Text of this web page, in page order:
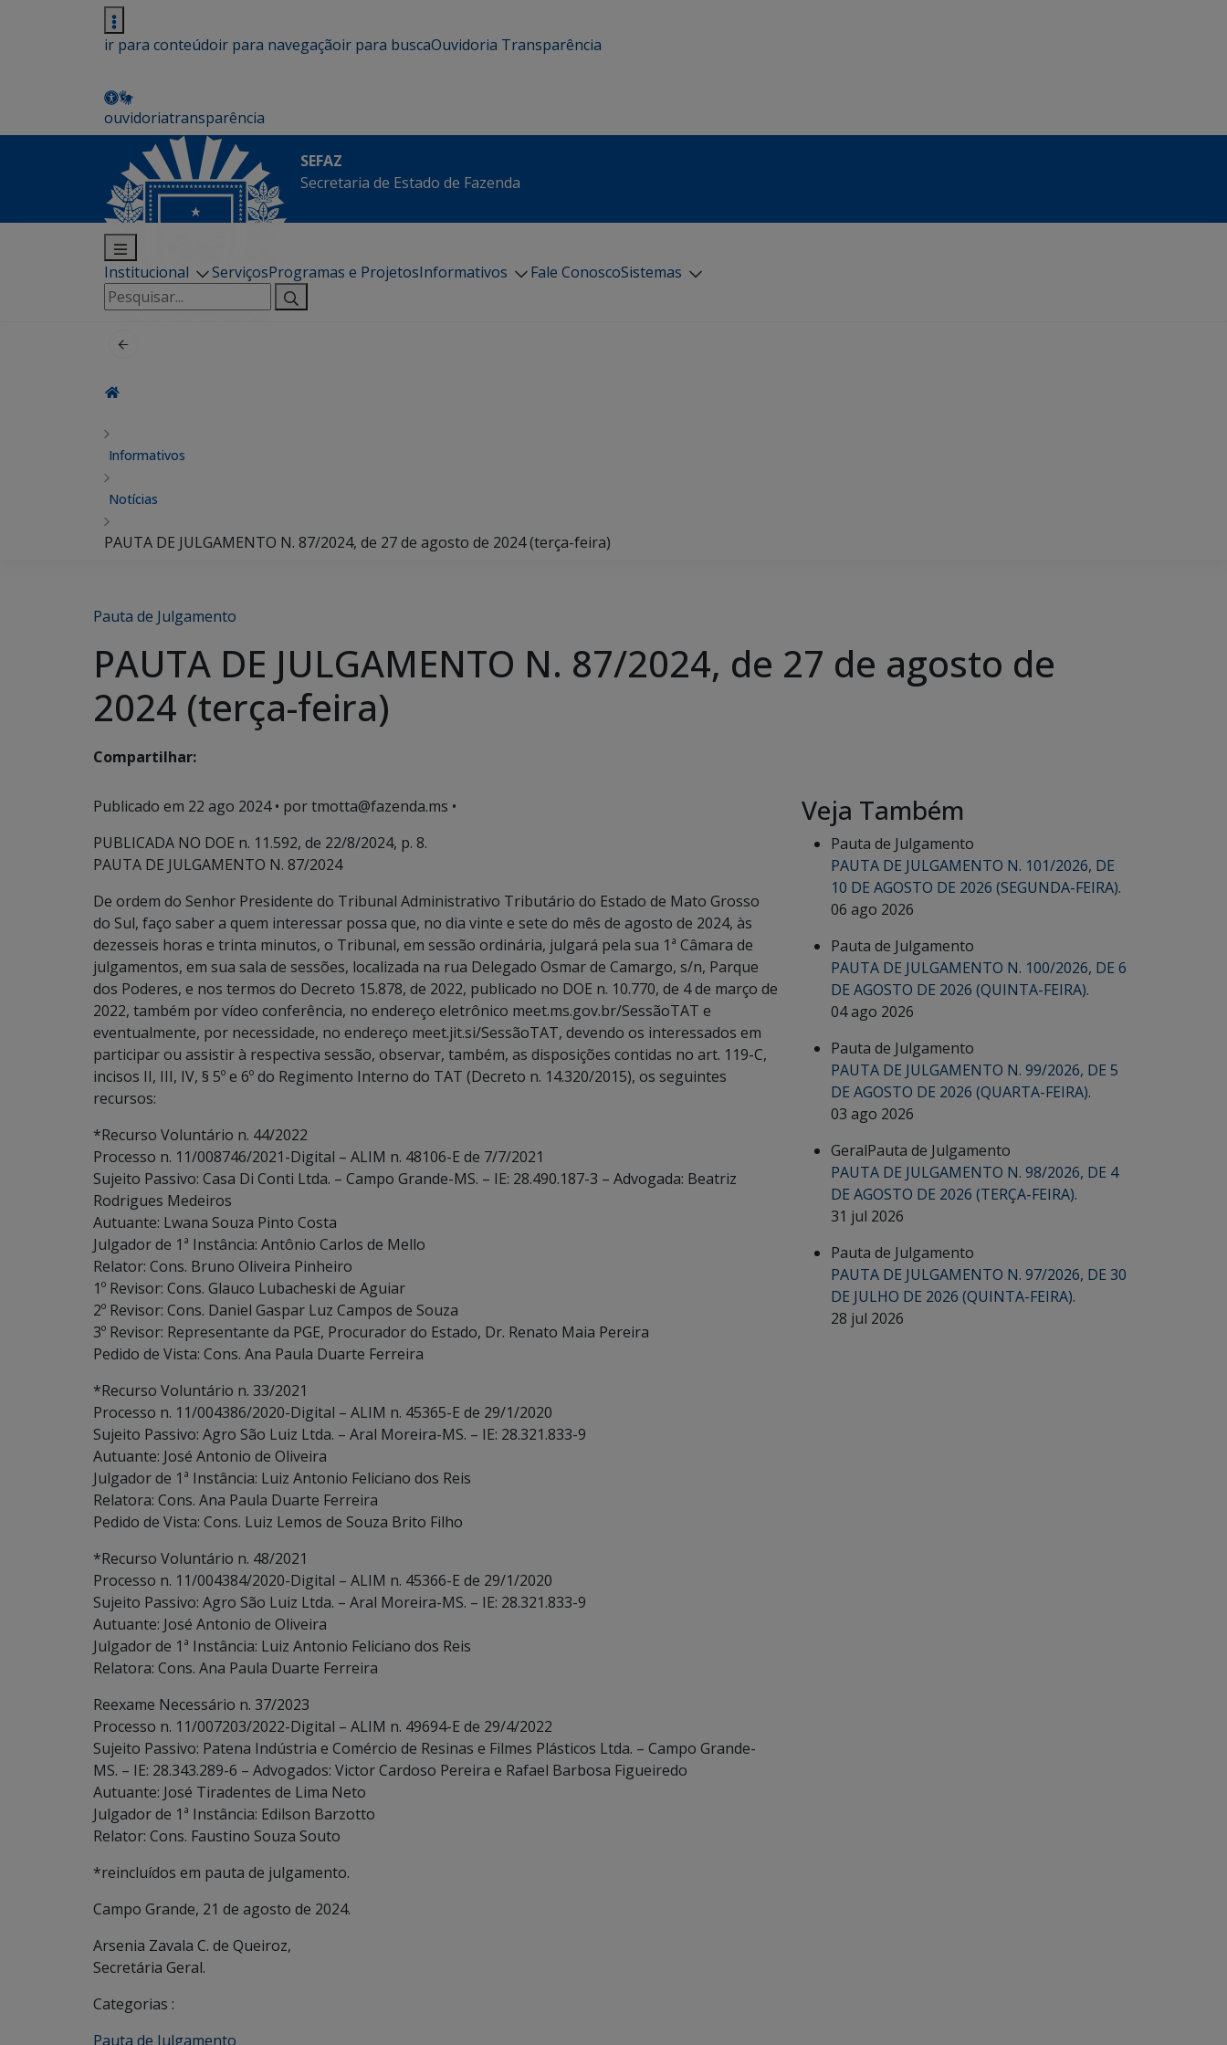
ir para conteúdoir para navegaçãoir para buscaOuvidoria Transparência
ouvidoriatransparência
SEFAZ
Secretaria de Estado de Fazenda
Institucional ServiçosProgramas e ProjetosInformativos Fale ConoscoSistemas
Pesquisar
por:
Informativos
Notícias
PAUTA DE JULGAMENTO N. 87/2024, de 27 de agosto de 2024 (terça-feira)
Pauta de Julgamento
PAUTA DE JULGAMENTO N. 87/2024, de 27 de agosto de
2024 (terça-feira)
Compartilhar:
Publicado em 22 ago 2024• por tmotta@fazenda.ms •
PUBLICADA NO DOE n. 11.592, de 22/8/2024, p. 8.
PAUTA DE JULGAMENTO N. 87/2024
De ordem do Senhor Presidente do Tribunal Administrativo Tributário do Estado de Mato Grosso
do Sul, faço saber a quem interessar possa que, no dia vinte e sete do mês de agosto de 2024, às
dezesseis horas e trinta minutos, o Tribunal, em sessão ordinária, julgará pela sua 1ª Câmara de
julgamentos, em sua sala de sessões, localizada na rua Delegado Osmar de Camargo, s/n, Parque
dos Poderes, e nos termos do Decreto 15.878, de 2022, publicado no DOE n. 10.770, de 4 de março de
2022, também por vídeo conferência, no endereço eletrônico meet.ms.gov.br/SessãoTAT e
eventualmente, por necessidade, no endereço meet.jit.si/SessãoTAT, devendo os interessados em
participar ou assistir à respectiva sessão, observar, também, as disposições contidas no art. 119-C,
incisos II, III, IV, § 5º e 6º do Regimento Interno do TAT (Decreto n. 14.320/2015), os seguintes
recursos:
*Recurso Voluntário n. 44/2022
Processo n. 11/008746/2021-Digital – ALIM n. 48106-E de 7/7/2021
Sujeito Passivo: Casa Di Conti Ltda. – Campo Grande-MS. – IE: 28.490.187-3 – Advogada: Beatriz
Rodrigues Medeiros
Autuante: Lwana Souza Pinto Costa
Julgador de 1ª Instância: Antônio Carlos de Mello
Relator: Cons. Bruno Oliveira Pinheiro
1º Revisor: Cons. Glauco Lubacheski de Aguiar
2º Revisor: Cons. Daniel Gaspar Luz Campos de Souza
3º Revisor: Representante da PGE, Procurador do Estado, Dr. Renato Maia Pereira
Pedido de Vista: Cons. Ana Paula Duarte Ferreira
*Recurso Voluntário n. 33/2021
Processo n. 11/004386/2020-Digital – ALIM n. 45365-E de 29/1/2020
Sujeito Passivo: Agro São Luiz Ltda. – Aral Moreira-MS. – IE: 28.321.833-9
Autuante: José Antonio de Oliveira
Julgador de 1ª Instância: Luiz Antonio Feliciano dos Reis
Relatora: Cons. Ana Paula Duarte Ferreira
Pedido de Vista: Cons. Luiz Lemos de Souza Brito Filho
*Recurso Voluntário n. 48/2021
Processo n. 11/004384/2020-Digital – ALIM n. 45366-E de 29/1/2020
Sujeito Passivo: Agro São Luiz Ltda. – Aral Moreira-MS. – IE: 28.321.833-9
Autuante: José Antonio de Oliveira
Julgador de 1ª Instância: Luiz Antonio Feliciano dos Reis
Relatora: Cons. Ana Paula Duarte Ferreira
Reexame Necessário n. 37/2023
Processo n. 11/007203/2022-Digital – ALIM n. 49694-E de 29/4/2022
Sujeito Passivo: Patena Indústria e Comércio de Resinas e Filmes Plásticos Ltda. – Campo Grande-
MS. – IE: 28.343.289-6 – Advogados: Victor Cardoso Pereira e Rafael Barbosa Figueiredo
Autuante: José Tiradentes de Lima Neto
Julgador de 1ª Instância: Edilson Barzotto
Relator: Cons. Faustino Souza Souto
*reincluídos em pauta de julgamento.
Campo Grande, 21 de agosto de 2024.
Arsenia Zavala C. de Queiroz,
Secretária Geral.
Categorias :
Pauta de Julgamento
Veja Também
Pauta de Julgamento
PAUTA DE JULGAMENTO N. 101/2026, DE
10 DE AGOSTO DE 2026 (SEGUNDA-FEIRA).
06 ago 2026
Pauta de Julgamento
PAUTA DE JULGAMENTO N. 100/2026, DE 6
DE AGOSTO DE 2026 (QUINTA-FEIRA).
04 ago 2026
Pauta de Julgamento
PAUTA DE JULGAMENTO N. 99/2026, DE 5
DE AGOSTO DE 2026 (QUARTA-FEIRA).
03 ago 2026
GeralPauta de Julgamento
PAUTA DE JULGAMENTO N. 98/2026, DE 4
DE AGOSTO DE 2026 (TERÇA-FEIRA).
31 jul 2026
Pauta de Julgamento
PAUTA DE JULGAMENTO N. 97/2026, DE 30
DE JULHO DE 2026 (QUINTA-FEIRA).
28 jul 2026